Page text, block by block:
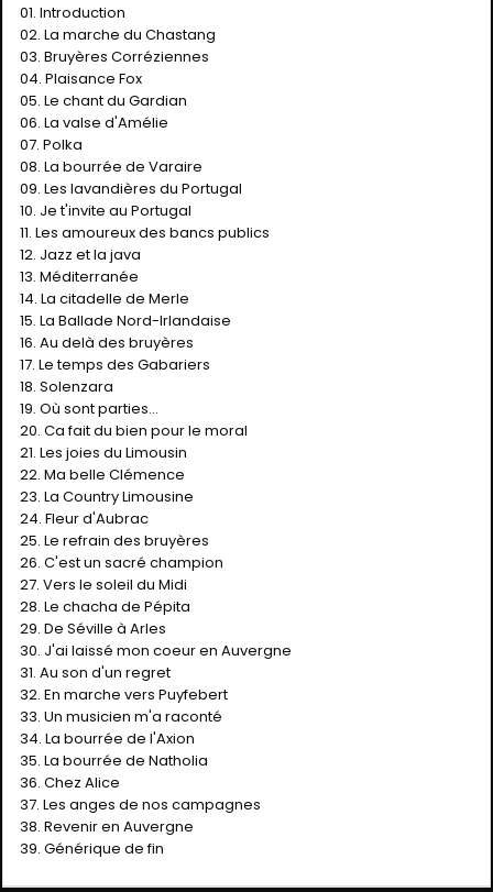
01. Introduction
02. La marche du Chastang
03. Bruyères Corréziennes
04. Plaisance Fox
05. Le chant du Gardian
06. La valse d'Amélie
07. Polka
08. La bourrée de Varaire
09. Les lavandières du Portugal
10. Je t'invite au Portugal
11. Les amoureux des bancs publics
12. Jazz et la java
13. Méditerranée
14. La citadelle de Merle
15. La Ballade Nord-Irlandaise
16. Au delà des bruyères
17. Le temps des Gabariers
18. Solenzara
19. Où sont parties...
20. Ca fait du bien pour le moral
21. Les joies du Limousin
22. Ma belle Clémence
23. La Country Limousine
24. Fleur d'Aubrac
25. Le refrain des bruyères
26. C'est un sacré champion
27. Vers le soleil du Midi
28. Le chacha de Pépita
29. De Séville à Arles
30. J'ai laissé mon coeur en Auvergne
31. Au son d'un regret
32. En marche vers Puyfebert
33. Un musicien m'a raconté
34. La bourrée de l'Axion
35. La bourrée de Natholia
36. Chez Alice
37. Les anges de nos campagnes
38. Revenir en Auvergne
39. Générique de fin